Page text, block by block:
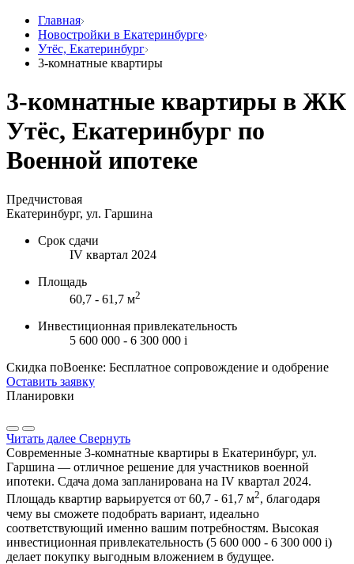
Главная
Новостройки в Екатеринбурге
Утёс, Екатеринбург
3-комнатные квартиры
3-комнатные квартиры в ЖК
Утёс, Екатеринбург по
Военной ипотеке
Предчистовая
Екатеринбург, ул. Гаршина
Срок сдачи
IV квартал 2024
Площадь
60,7 - 61,7 м2
Инвестиционная привлекательность
5 600 000 - 6 300 000 i
Скидка поВоенке: Бесплатное сопровождение и одобрение
Оставить заявку
Планировки
Читать далее Свернуть
Современные 3-комнатные квартиры в Екатеринбург, ул.
Гаршина — отличное решение для участников военной
ипотеки. Сдача дома запланирована на IV квартал 2024.
Площадь квартир варьируется от 60,7 - 61,7 м2, благодаря
чему вы сможете подобрать вариант, идеально
соответствующий именно вашим потребностям. Высокая
инвестиционная привлекательность (5 600 000 - 6 300 000 i)
делает покупку выгодным вложением в будущее.